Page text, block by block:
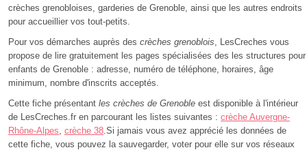
crèches grenobloises, garderies de Grenoble, ainsi que les autres endroits
pour accueillier vos tout-petits.
Pour vos démarches auprès des crèches grenoblois, LesCreches vous
propose de lire gratuitement les pages spécialisées des les structures pour
enfants de Grenoble : adresse, numéro de téléphone, horaires, âge
minimum, nombre d'inscrits acceptés.
Cette fiche présentant les crèches de Grenoble est disponible à l'intérieur
de LesCreches.fr en parcourant les listes suivantes : crèche Auvergne-
Rhône-Alpes, crèche 38.Si jamais vous avez apprécié les données de
cette fiche, vous pouvez la sauvegarder, voter pour elle sur vos réseaux